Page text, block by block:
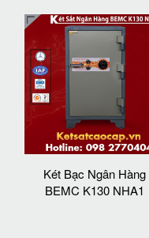
Két Bạc Ngân Hàng
BEMC K130 NHA1